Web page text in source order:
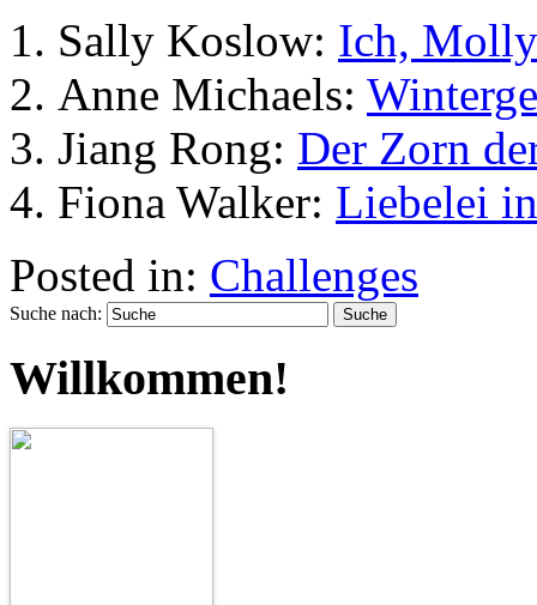
Sally Koslow: Ich,
Anne Michaels:
Jiang Rong: Der Zorn
Fiona Walker: Liebelei
Posted in: Challenges
Suche nach:
Willkommen!